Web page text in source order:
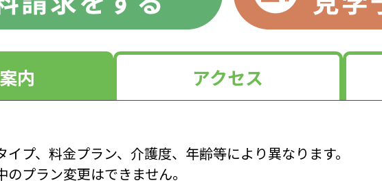
内 アクセス
イプ、料金プラン、介護度、年齢等により異なります。
プラン変更はできません。